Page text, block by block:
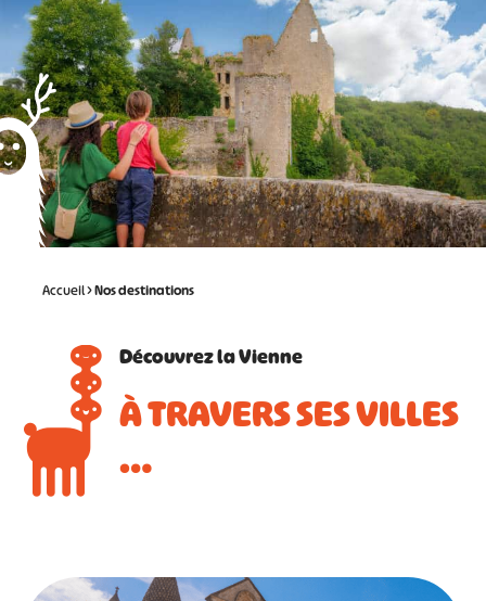
Accueil>Nos destinations
Découvrez la Vienne
À TRAVERS SES VILLES
…